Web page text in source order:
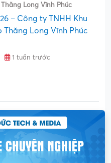
Long Vĩnh Phúc
– Công ty TNHH Khu
Thăng Long Vĩnh Phúc
1 tuần trước